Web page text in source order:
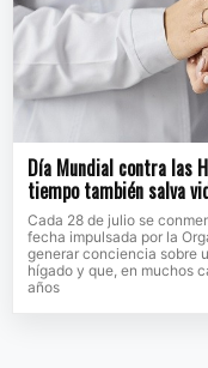
Día Mundial contra las
tiempo también salva
Cada 28 de julio se
fecha impulsada por la
generar conciencia sobre
hígado y que, en muchos
años